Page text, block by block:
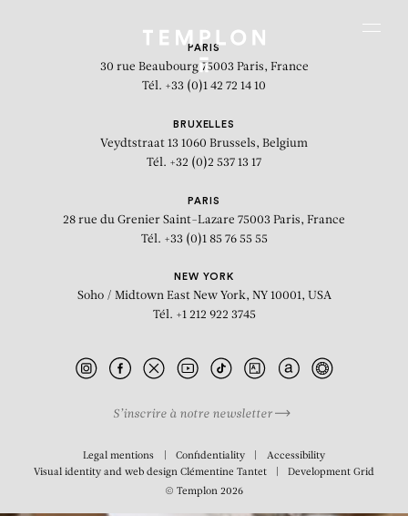
Verbe Etre
PARIS
30 rue Beaubourg 75003 Paris, France
Tél. +33 (0)1 42 72 14 10
BRUXELLES
Veydtstraat 13 1060 Brussels, Belgium
Tél. +32 (0)2 537 13 17
PARIS
28 rue du Grenier Saint-Lazare 75003 Paris, France
Tél. +33 (0)1 85 76 55 55
NEW YORK
Soho / Midtown East New York, NY 10001, USA
Tél. +1 212 922 3745
S’inscrire à notre newsletter
Legal mentions Confidentiality
Accessibility
Visual identity and web design Clémentine Tantet DevelopmentGrid
© Templon 2026